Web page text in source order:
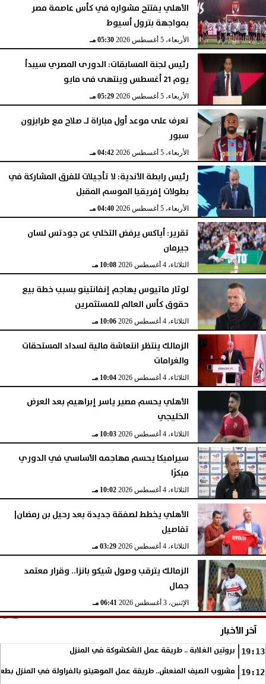
الأهلي يفتتح مشواره في كأس عاصمة مصر
بمواجهة بترول أسيوط
الأربعاء، 5 أغسطس 2026 05:30 مـ
رئيس لجنة المسابقات: الدورى المصري سيبدأ
يوم 21 أغسطس وينتهى فى مايو
الأربعاء، 5 أغسطس 2026 05:29 مـ
تعرف على موعد أول مباراة لـ صلاح مع طرابزون
سبور
الأربعاء، 5 أغسطس 2026 04:42 مـ
رئيس رابطة الأندية: لا تأجيلات للفرق المشاركة في
بطولات إفريقيا الموسم المقبل
الأربعاء، 5 أغسطس 2026 04:40 مـ
تقرير: أياكس يرفض التخلي عن جودتس لسان
جيرمان
الثلاثاء، 4 أغسطس 2026 10:08 مـ
لوثار ماتيوس يهاجم إنفانتينو بسبب خطة بيع
حقوق كأس العالم للمستثمرين
الثلاثاء، 4 أغسطس 2026 10:06 مـ
الزمالك ينتظر انتعاشة مالية لسداد المستحقات
والغرامات
الثلاثاء، 4 أغسطس 2026 10:04 مـ
الأهلي يحسم مصير ياسر إبراهيم بعد العرض
الخليجي
الثلاثاء، 4 أغسطس 2026 10:03 مـ
سيراميكا يحسم مهاجمه الأساسي في الدوري
مبكرًا
الثلاثاء، 4 أغسطس 2026 10:02 مـ
الأهلي يخطط لصفقة جديدة بعد رحيل بن رمضان|
تفاصيل
الثلاثاء، 4 أغسطس 2026 03:29 مـ
الزمالك يترقب وصول شيكو بانزا.. وقرار معتمد
جمال
الإثنين، 3 أغسطس 2026 06:41 مـ
آخر الأخبار
19:13 بروتين الغلابة .. طريقة عمل الشكشوكة في المنزل
19:12 مشروب الصيف المنعش.. طريقة عمل الموهيتو بالفراولة في المنزل